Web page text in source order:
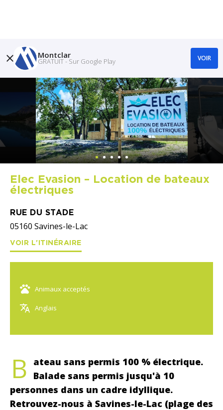
Elec Evasion – Location de bateaux
électriques
RUE DU STADE
05160 Savines-le-Lac
VOIR L'ITINÉRAIRE
Animaux acceptés
Anglais
B
ateau sans permis 100 % électrique.
Balade sans permis jusqu'à 10
personnes dans un cadre idyllique.
Retrouvez-nous à Savines-le-Lac (plage des
Montclar
GRATUIT - Sur Google Play VOIR